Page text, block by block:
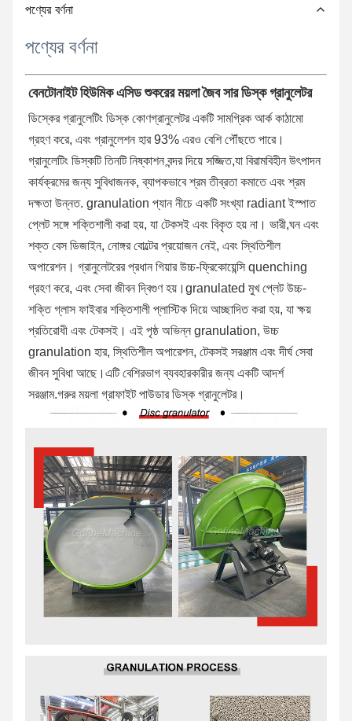
পণ্যের বর্ণনা
পণ্যের বর্ণনা
বেনটোনাইট হিউমিক এসিড শুকরের ময়লা জৈব সার ডিস্ক গ্রানুলেটর
ডিস্কের গ্রানুলেটিং ডিস্ক কোণগ্রানুলেটর একটি সামগ্রিক আর্ক কাঠামো
গ্রহণ করে, এবং গ্রানুলেশন হার 93% এরও বেশি পৌঁছতে পারে।
গ্রানুলেটিং ডিস্কটি তিনটি নিষ্কাশন বন্দর দিয়ে সজ্জিত,যা বিরামবিহীন উৎপাদন
কার্যক্রমের জন্য সুবিধাজনক, ব্যাপকভাবে শ্রম তীব্রতা কমাতে এবং শ্রম
দক্ষতা উন্নত. granulation প্যান নীচে একটি সংখ্যা radiant ইস্পাত
প্লেট সঙ্গে শক্তিশালী করা হয়, যা টেকসই এবং বিকৃত হয় না। ভারী,ঘন এবং
শক্ত বেস ডিজাইন, নোঙ্গর বোল্টের প্রয়োজন নেই, এবং স্থিতিশীল
অপারেশন। গ্রানুলেটরের প্রধান গিয়ার উচ্চ-ফ্রিকোয়েন্সি quenching
গ্রহণ করে, এবং সেবা জীবন দ্বিগুণ হয়।granulated মুখ প্লেট উচ্চ-
শক্তি গ্লাস ফাইবার শক্তিশালী প্লাস্টিক দিয়ে আচ্ছাদিত করা হয়, যা ক্ষয়
প্রতিরোধী এবং টেকসই। এই পৃষ্ঠ অভিন্ন granulation, উচ্চ
granulation হার, স্থিতিশীল অপারেশন, টেকসই সরঞ্জাম এবং দীর্ঘ সেবা
জীবন সুবিধা আছে।এটি বেশিরভাগ ব্যবহারকারীর জন্য একটি আদর্শ
সরঞ্জাম.গরুর ময়লা গ্রাফাইট পাউডার ডিস্ক গ্রানুলেটর।